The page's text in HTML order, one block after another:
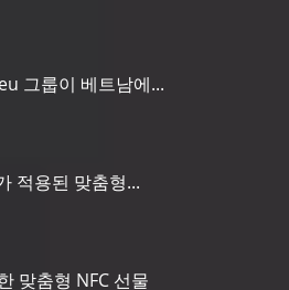
그룹이 베트남에...
적용된 맞춤형...
맞춤형 NFC 선물